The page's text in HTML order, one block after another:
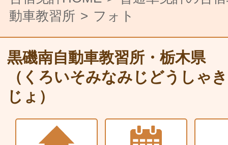
普通二輪（中型二輪）・大型二輪
大型〜二種免許
中型・大型特殊・けん引・大型二種
普通車+バイク
同時取得
動車教習所
フォト
黒磯南自動車教習所・栃木県
（くろいそみなみじどうしゃ
じょ）